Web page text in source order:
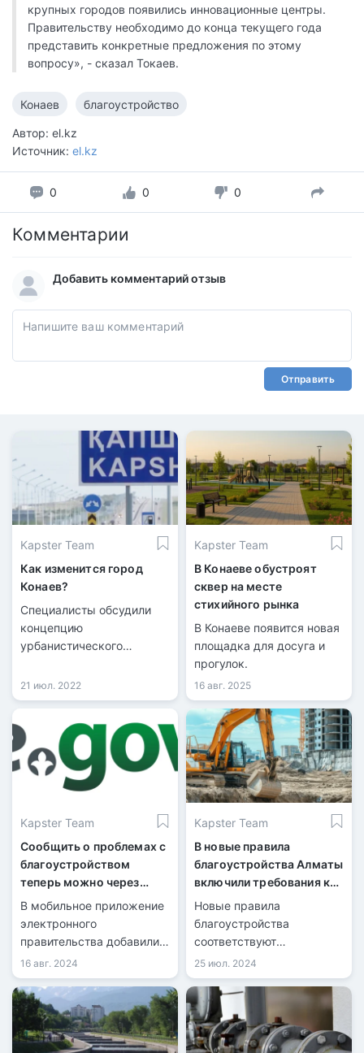
крупных городов появились инновационные центры.
Правительству необходимо до конца текущего года
представить конкретные предложения по этому
вопросу», - сказал Токаев.
Конаев благоустройство
Автор: el.kz
Источник: el.kz
0 0 0
Комментарии
Добавить комментарий отзыв
Отправить
Kapster Team
Как изменится город
Конаев?
Специалисты обсудили
концепцию
урбанистического
21 июл. 2022
Kapster Team
В Конаеве обустроят
сквер на месте
стихийного рынка
В Конаеве появится новая
площадка для досуга и
прогулок.
16 авг. 2025
Kapster Team
Сообщить о проблемах с
благоустройством
теперь можно через
eGov Mobile
В мобильное приложение
электронного
правительства добавили
сервис «Таза Қазақстан».
16 авг. 2024
Kapster Team
В новые правила
благоустройства Алматы
включили требования к
стройплощадкам
Новые правила
благоустройства
соответствуют
потребностям города и
реализуют идеи
республиканской акции
«Таза Қазақстан».
25 июл. 2024